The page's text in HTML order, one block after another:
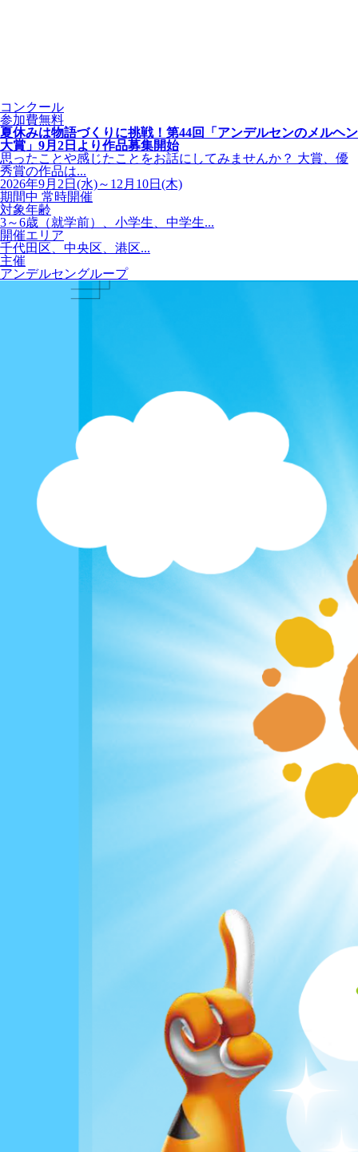
コンクール
参加費無料
夏休みは物語づくりに挑戦！第44回「アンデルセンのメルヘン
大賞」9月2日より作品募集開始
思ったことや感じたことをお話にしてみませんか？ 大賞、優
秀賞の作品は...
2026年9月2日(水)～12月10日(木)
期間中 常時開催
対象年齢
3～6歳（就学前）、小学生、中学生...
開催エリア
千代田区、中央区、港区...
主催
アンデルセングループ